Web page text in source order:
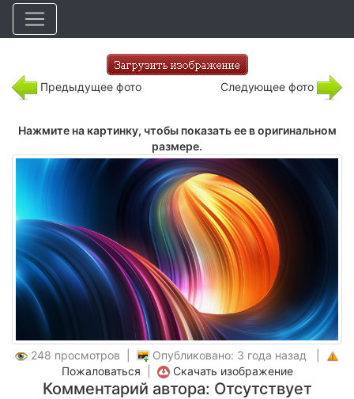
Предыдущее фото Следующее фото
Нажмите на картинку, чтобы показать ее в оригинальном
размере.
248 просмотров |
Опубликовано: 3 года назад |
Пожаловаться
Скачать изображение
Комментарий автора: Отсутствует